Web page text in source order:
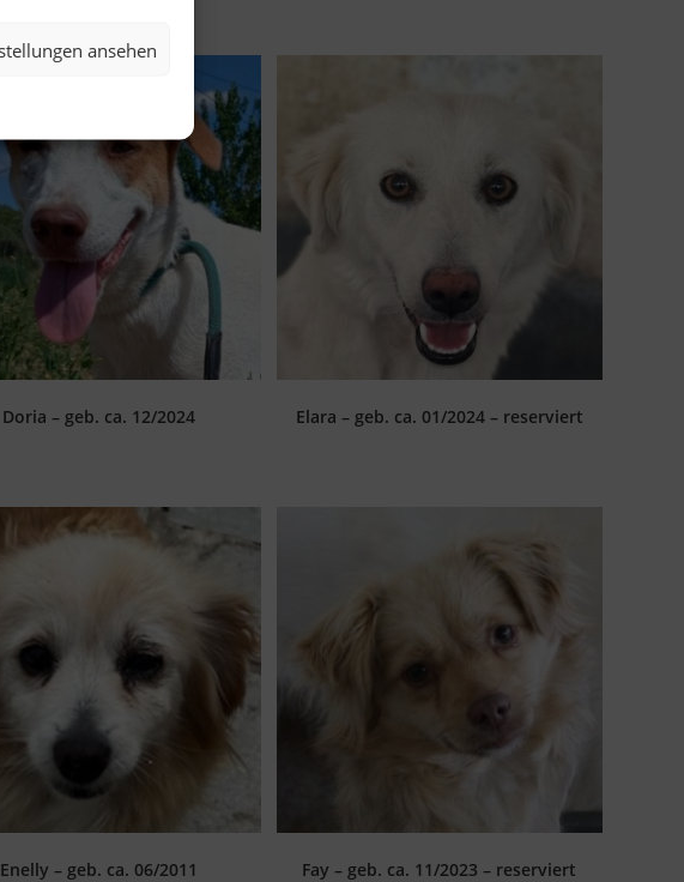
ansehen
Doria – geb. ca. 12/2024 Elara – geb. ca. 01/2024 – reserviert
Enelly – geb. ca. 06/2011 Fay – geb. ca. 11/2023 – reserviert